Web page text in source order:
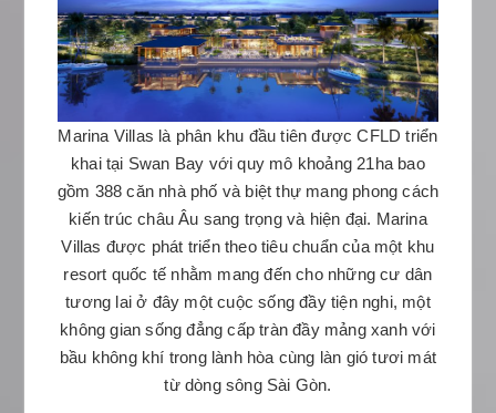
Marina Villas là phân khu đầu tiên được CFLD triển
khai tại Swan Bay với quy mô khoảng 21ha bao
gồm 388 căn nhà phố và biệt thự mang phong cách
kiến trúc châu Âu sang trọng và hiện đại. Marina
Villas được phát triển theo tiêu chuẩn của một khu
resort quốc tế nhằm mang đến cho những cư dân
tương lai ở đây một cuộc sống đầy tiện nghi, một
không gian sống đẳng cấp tràn đầy mảng xanh với
bầu không khí trong lành hòa cùng làn gió tươi mát
từ dòng sông Sài Gòn.